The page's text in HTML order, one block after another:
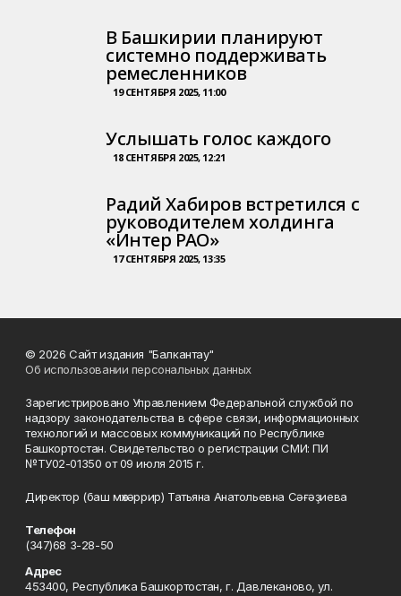
В Башкирии планируют
системно поддерживать
ремесленников
19 СЕНТЯБРЯ 2025, 11:00
Услышать голос каждого
18 СЕНТЯБРЯ 2025, 12:21
Радий Хабиров встретился с
руководителем холдинга
«Интер РАО»
17 СЕНТЯБРЯ 2025, 13:35
© 2026 Сайт издания "Балкантау"
Об использовании персональных данных
Зарегистрировано Управлением Федеральной службой по
надзору законодательства в сфере связи, информационных
технологий и массовых коммуникаций по Республике
Башкортостан. Свидетельство о регистрации СМИ: ПИ
№ТУ02-01350 от 09 июля 2015 г.
Директор (баш мөхәррир) Татьяна Анатольевна Сәғәҙиева
Телефон
(347)68 3-28-50
Адрес
453400, Республика Башкортостан, г. Давлеканово, ул.